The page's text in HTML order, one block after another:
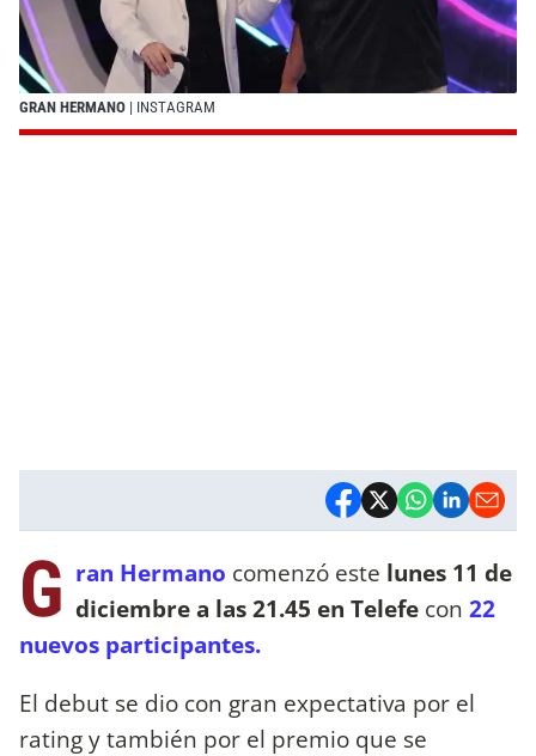
GRAN HERMANO | INSTAGRAM
G ran Hermano comenzó este lunes 11 de
diciembre a las 21.45 en Telefe con 22
nuevos participantes.
El debut se dio con gran expectativa por el
rating y también por el premio que se